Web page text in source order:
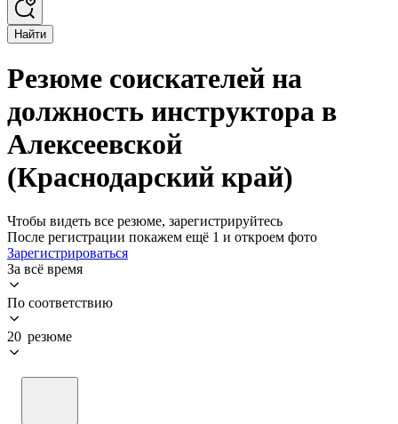
Найти
Резюме соискателей на
должность инструктора в
Алексеевской
(Краснодарский край)
Чтобы видеть все резюме, зарегистрируйтесь
После регистрации покажем ещё 1 и откроем фото
Зарегистрироваться
За всё время
По соответствию
20 резюме